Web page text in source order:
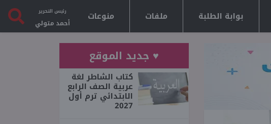
بوابة الطلبة ملفات منوعات رئيس التحرير
أحمد متولي
♥ جديد الموقع
كتاب الشاطر لغة
عربية الصف الرابع
الابتدائي ترم أول
2027